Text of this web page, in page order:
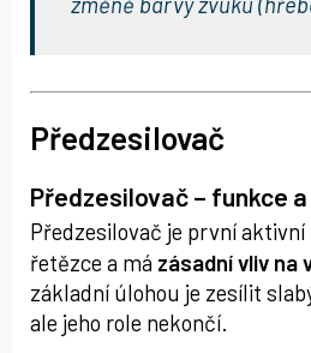
Předzesilovač
Předzesilovač – funkce
Předzesilovač je první
řetězce a má zásadní vliv na
základní úlohou je zesílit
ale jeho role nekončí.